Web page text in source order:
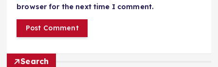
browser for the next time I comment.
Search